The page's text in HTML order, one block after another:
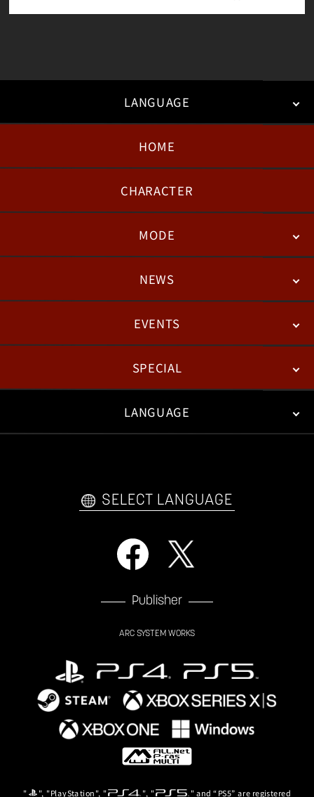
LANGUAGE
English
HOME
CHARACTER
MODE
BATTLENEWS
패치노트
EVENTS
ESPORTS
SPECIAL
WEB COMICS
LANGUAGE
SELECT LANGUAGE
Publisher
ARC SYSTEM WORKS
" ", "PlayStation", " ", " " and “PS5” are registered